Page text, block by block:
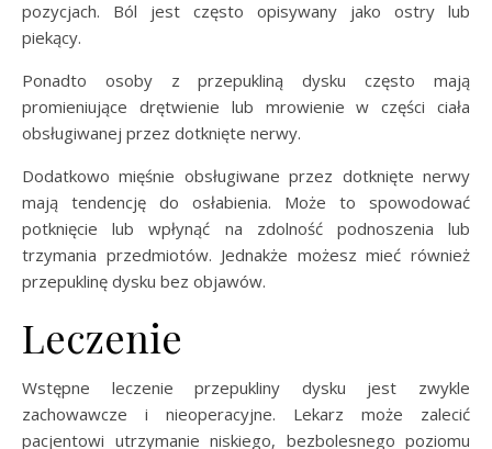
pozycjach. Ból jest często opisywany jako ostry lub
piekący.
Ponadto osoby z przepukliną dysku często mają
promieniujące drętwienie lub mrowienie w części ciała
obsługiwanej przez dotknięte nerwy.
Dodatkowo mięśnie obsługiwane przez dotknięte nerwy
mają tendencję do osłabienia. Może to spowodować
potknięcie lub wpłynąć na zdolność podnoszenia lub
trzymania przedmiotów. Jednakże możesz mieć również
przepuklinę dysku bez objawów.
Leczenie
Wstępne leczenie przepukliny dysku jest zwykle
zachowawcze i nieoperacyjne. Lekarz może zalecić
pacjentowi utrzymanie niskiego, bezbolesnego poziomu